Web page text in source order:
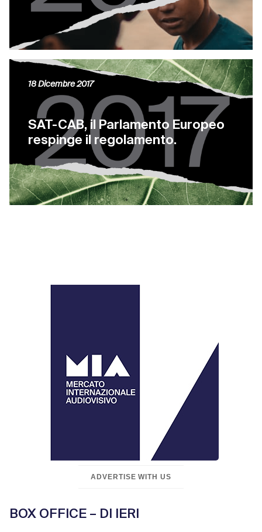
SAT-CAB, il Parlamento Europeo
respinge il regolamento.
18 Dicembre 2017
ADVERTISE WITH US
BOX OFFICE – DI IERI